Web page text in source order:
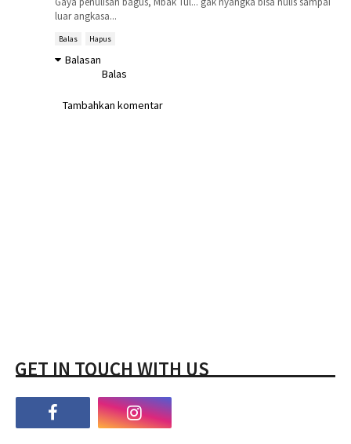
luar angkasa...
Balas Hapus
Balasan
Balas
Tambahkan komentar
GET IN TOUCH WITH US